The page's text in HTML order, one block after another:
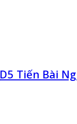
D5 Tiến Bài